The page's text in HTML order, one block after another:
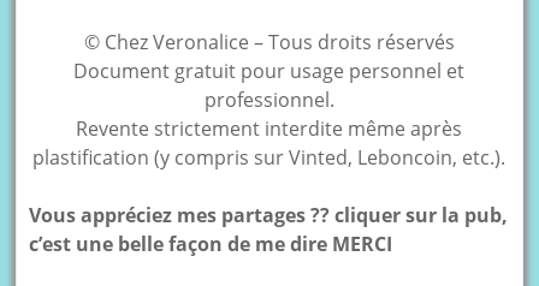
© Chez Veronalice – Tous droits réservés
Document gratuit pour usage personnel et
professionnel.
Revente strictement interdite même après
plastification (y compris sur Vinted, Leboncoin, etc.).
Vous appréciez mes partages ?? cliquer sur la pub,
c’est une belle façon de me dire MERCI